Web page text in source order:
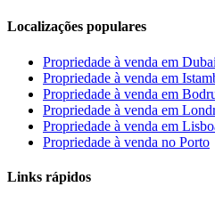
Localizações populares
Propriedade à venda em Dubai
Propriedade à venda em
Propriedade à venda em
Propriedade à venda em
Propriedade à venda em
Propriedade à venda no Porto
Links rápidos